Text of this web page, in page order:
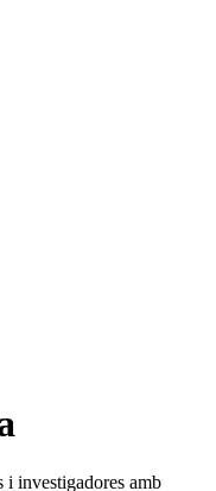
investigadores amb